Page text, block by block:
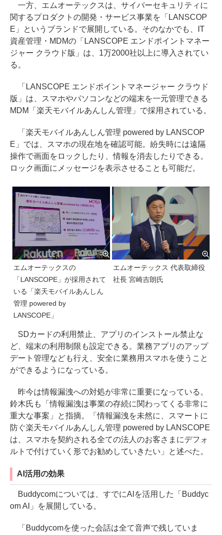
一方、エムオーテックスは、サイバーセキュリティに
関するプロダクトの開発・サービス事業を「LANSCOP
E」というブランドで展開している。そのなかでも、IT
資産管理・MDMの「LANSCOPE エンドポイントマネー
ジャー クラウド版」は、1万2000社以上に導入されてい
る。
「LANSCOPE エンドポイントマネージャー クラウド
版」は、スマホやパソコンなどの端末を一元管理できる
MDM「楽天モバイルあんしん管理」で採用されている。
「楽天モバイルあんしん管理 powered by LANSCOP
E」では、スマホの現在地を確認可能。紛失時には遠隔
操作で画面をロックしたり、情報を消去したりできる。
ロック画面にメッセージを表示させることも可能だ。
エムオーテックスの
「LANSCOPE」が採用されて
いる「楽天モバイルあんしん
管理 powered by
LANSCOPE」
エムオーテックス 代表取締役
社長 宮崎吉朗氏
SDカードの利用禁止、アプリのインストール禁止な
ど、端末の利用制限も設定できる。業務アプリのアップ
デート管理なども行え、安全に業務用スマホを使うこと
ができるようになっている。
昨今は情報漏洩への対処が非常に重要になっている。
鈴木氏も「情報漏洩は事業の存続に関わってくる非常に
重大な事案」と指摘。「情報漏洩を未然に、スマートに
防ぐ楽天モバイルあんしん管理 powered by LANSCOPE
は、スマホを契約される全ての法人のお客さまにデフォ
ルトで付けていく形でお勧めしていきたい」と述べた。
AI活用の効果
Buddycomについては、すでにAIを活用した「Buddyc
om AI」を展開している。
「Buddycomを使った会話は全て音声で残していま